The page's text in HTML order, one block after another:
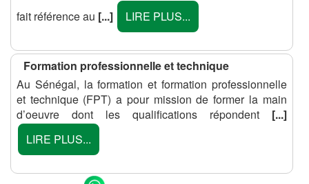
fait référence au [...] LIRE PLUS...
Formation professionnelle et technique
Au Sénégal, la formation et formation professionnelle
et technique (FPT) a pour mission de former la main
d’oeuvre dont les qualifications répondent [...]
LIRE PLUS...